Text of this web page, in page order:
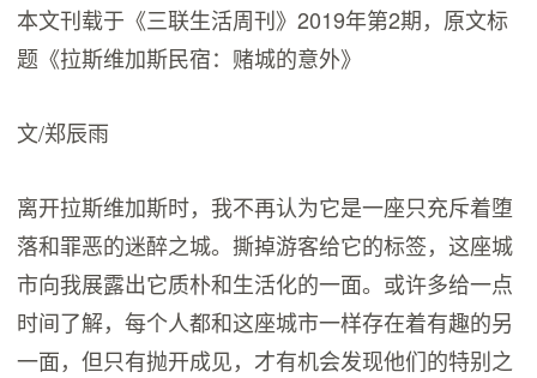
本文刊载于《三联生活周刊》2019年第2期，原文标
题《拉斯维加斯民宿：赌城的意外》
文/郑辰雨
离开拉斯维加斯时，我不再认为它是一座只充斥着堕
落和罪恶的迷醉之城。撕掉游客给它的标签，这座城
市向我展露出它质朴和生活化的一面。或许多给一点
时间了解，每个人都和这座城市一样存在着有趣的另
一面，但只有抛开成见，才有机会发现他们的特别之